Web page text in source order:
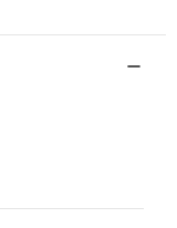
sempre la